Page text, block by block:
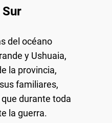
del océano
y Ushuaia,
la provincia,
familiares,
durante toda
la guerra.